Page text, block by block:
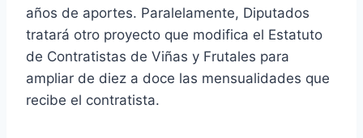
años de aportes. Paralelamente, Diputados
tratará otro proyecto que modifica el Estatuto
de Contratistas de Viñas y Frutales para
ampliar de diez a doce las mensualidades que
recibe el contratista.